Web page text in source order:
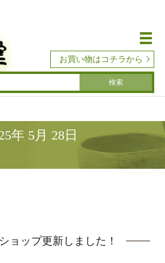
メ
お買い物はコチラから
年 5月 28日
ョップ更新しました！